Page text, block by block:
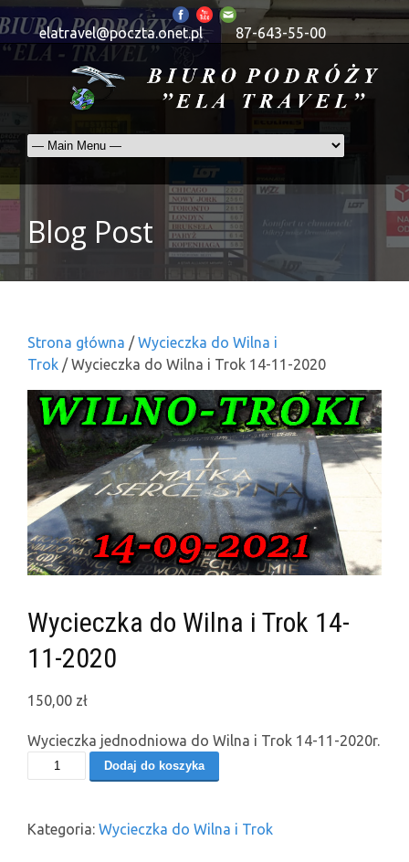
elatravel@poczta.onet.pl 87-643-55-00
Blog Post
Strona główna /Wycieczka do Wilna i
Trok / Wycieczka do Wilna i Trok 14-11-2020
Wycieczka do Wilna i Trok 14-
11-2020
150,00 zł
Wycieczka jednodniowa do Wilna i Trok 14-11-2020r.
ilość
Wycieczka
Wilna
Dodaj do koszyka
Kategoria: Wycieczka do Wilna i Trok